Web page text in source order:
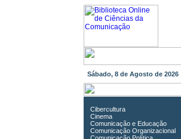
Sábado, 8 de Agosto de 2026
Cibercultura
Cinema
Comunicação e Educação
Comunicação Organizacional